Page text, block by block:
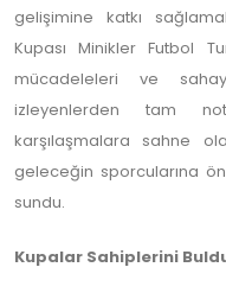
gelişimine katkı
Kupası Minikler Futbol
mücadeleleri ve
izleyenlerden tam
karşılaşmalara sahne
geleceğin sporcularına
sundu.
Kupalar Sahiplerini